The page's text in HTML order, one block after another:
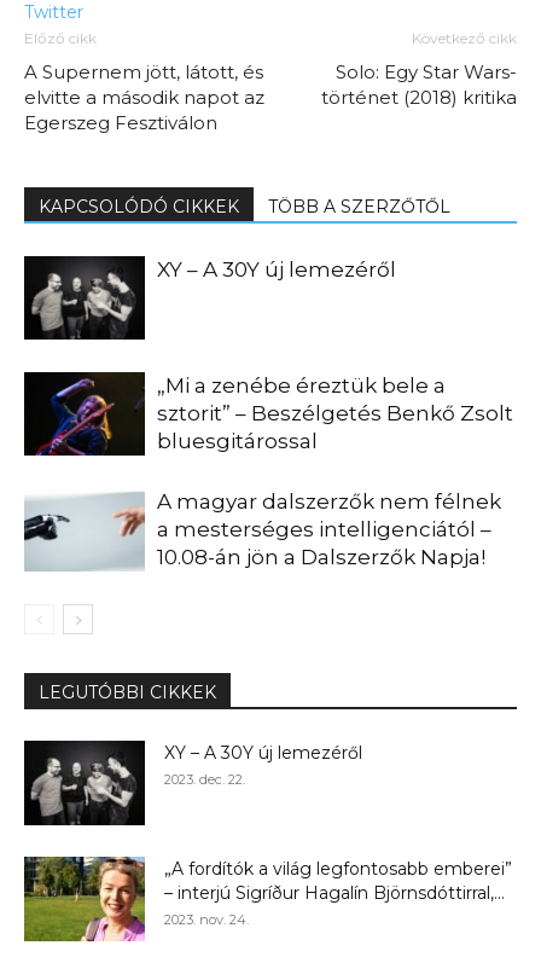
Twitter
Előző cikk
A Supernem jött, látott, és
elvitte a második napot az
Egerszeg Fesztiválon
Következő cikk
Solo: Egy Star Wars-
történet (2018) kritika
KAPCSOLÓDÓ CIKKEK TÖBB A SZERZŐTŐL
XY – A 30Y új lemezéről
„Mi a zenébe éreztük bele a
sztorit” – Beszélgetés Benkő Zsolt
bluesgitárossal
A magyar dalszerzők nem félnek
a mesterséges intelligenciától –
10.08-án jön a Dalszerzők Napja!
LEGUTÓBBI CIKKEK
XY – A 30Y új lemezéről
2023. dec. 22.
„A fordítók a világ legfontosabb emberei”
– interjú Sigríður Hagalín Björnsdóttirral,...
2023. nov. 24.